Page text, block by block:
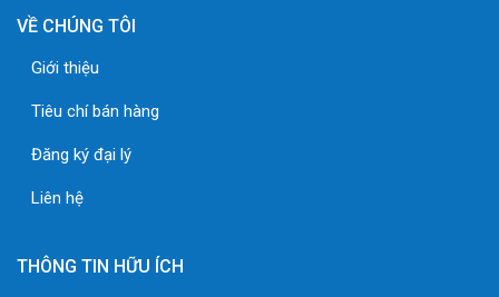
VỀ CHÚNG TÔI
Giới thiệu
Tiêu chí bán hàng
Đăng ký đại lý
Liên hệ
THÔNG TIN HỮU ÍCH